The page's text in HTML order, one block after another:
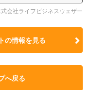
会社ライフビジネスウェザー
の情報を見る
へ戻る